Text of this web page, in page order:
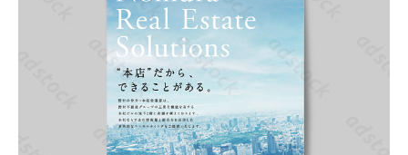
テイストで探す